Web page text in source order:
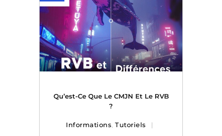
Qu’est-Ce Que Le CMJN Et Le RVB
?
Informations ,Tutoriels